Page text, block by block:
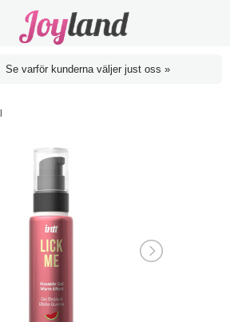
Se varför kunderna väljer just oss »